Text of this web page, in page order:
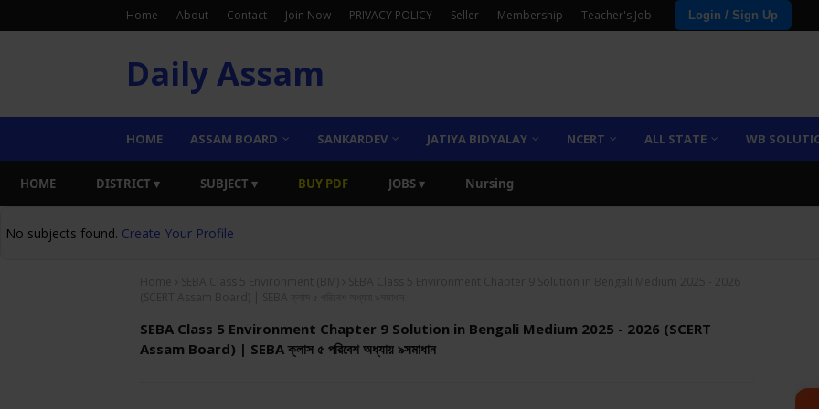
Home About Contact Join Now PRIVACY POLICY Seller Membership Teacher's Job Login / Sign Up
Daily Assam
HOME ASSAM BOARD SANKARDEV JATIYA BIDYALAY NCERT ALL STATE WB
HOME DISTRICT ▾ SUBJECT ▾ BUY PDF JOBS ▾ Nursing
No subjects found. Create Your Profile
SEBA Class 5 Environment Chapter 9 Solution in Bengali Medium 2025 - 2026 (SCERT
Assam Board) | SEBA ক্লাস ৫ পরিবেশ অধ্যায় ৯সমাধান